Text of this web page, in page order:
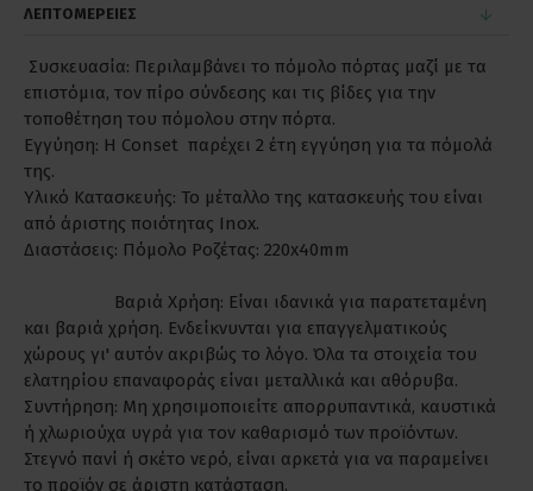
ΛΕΠΤΟΜΕΡΕΙΕΣ
Συσκευασία: Περιλαμβάνει το πόμολο πόρτας μαζί με τα
επιστόμια, τον πίρο σύνδεσης και τις βίδες για την
τοποθέτηση του πόμολου στην πόρτα.
Εγγύηση: Η Conset παρέχει 2 έτη εγγύηση για τα πόμολά
της.
Υλικό Κατασκευής: Το μέταλλο της κατασκευής του είναι
από άριστης ποιότητας Inox.
Διαστάσεις: Πόμολο Ροζέτας: 220x40mm
Βαριά Χρήση: Είναι ιδανικά για παρατεταμένη
και βαριά χρήση. Ενδείκνυνται για επαγγελματικούς
χώρους γι' αυτόν ακριβώς το λόγο. Όλα τα στοιχεία του
ελατηρίου επαναφοράς είναι μεταλλικά και αθόρυβα.
Συντήρηση: Μη χρησιμοποιείτε απορρυπαντικά, καυστικά
ή χλωριούχα υγρά για τον καθαρισμό των προϊόντων.
Στεγνό πανί ή σκέτο νερό, είναι αρκετά για να παραμείνει
το προϊόν σε άριστη κατάσταση.